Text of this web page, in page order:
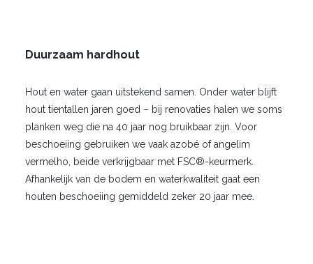
Duurzaam hardhout
Hout en water gaan uitstekend samen. Onder water blijft
hout tientallen jaren goed – bij renovaties halen we soms
planken weg die na 40 jaar nog bruikbaar zijn. Voor
beschoeiing gebruiken we vaak azobé of angelim
vermelho, beide verkrijgbaar met FSC®-keurmerk.
Afhankelijk van de bodem en waterkwaliteit gaat een
houten beschoeiing gemiddeld zeker 20 jaar mee.